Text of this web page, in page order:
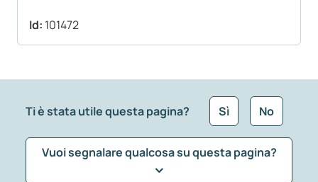
Id: 101472
Ti è stata utile questa pagina? Sì No
Vuoi segnalare qualcosa su questa pagina?